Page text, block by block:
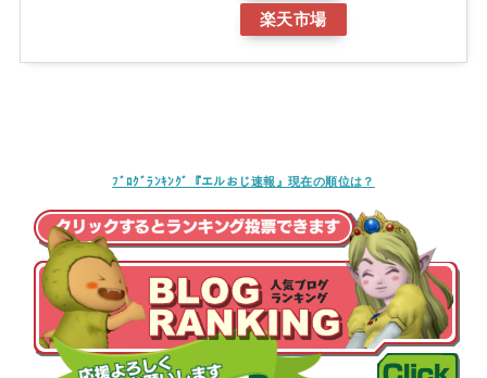
楽天市場
ﾌﾞﾛｸﾞﾗﾝｷﾝｸﾞ『エルおじ速報』現在の順位は？